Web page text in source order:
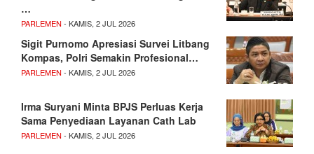
…
PARLEMEN - KAMIS, 2 JUL 2026
Sigit Purnomo Apresiasi Survei Litbang
Kompas, Polri Semakin Profesional…
PARLEMEN - KAMIS, 2 JUL 2026
Irma Suryani Minta BPJS Perluas Kerja
Sama Penyediaan Layanan Cath Lab
PARLEMEN - KAMIS, 2 JUL 2026